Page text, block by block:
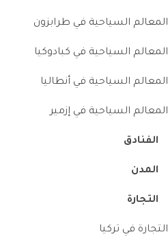
المعالم السياحية في طرابزون
المعالم السياحية في كبادوكيا
المعالم السياحية في أنطاليا
المعالم السياحية في إزمير
الفنادق
المدن
التجارة
التجارة في تركيا